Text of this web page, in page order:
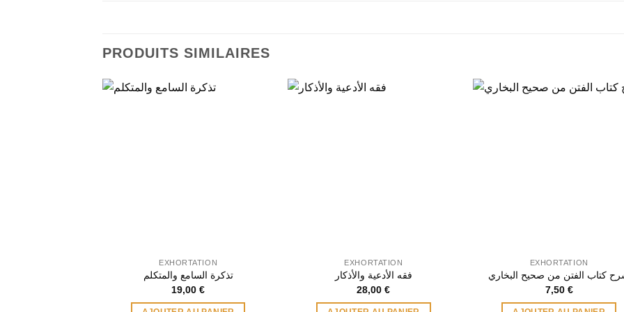
PRODUITS SIMILAIRES
EXHORTATION
تذكرة السامع والمتكلم
19,00€
EXHORTATION
فقه الأدعية والأذكار
28,00€
EXHORTATION
كتاب الفتن من صحيح البخاري
7,50 €